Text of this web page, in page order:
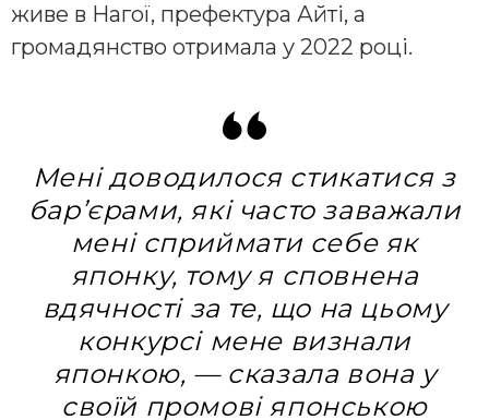
живе в Нагої, префектура Айті, а
громадянство отримала у 2022 році.
Мені доводилося стикатися з
бар’єрами, які часто заважали
мені сприймати себе як
японку, тому я сповнена
вдячності за те, що на цьому
конкурсі мене визнали
японкою, — сказала вона у
своїй промові японською